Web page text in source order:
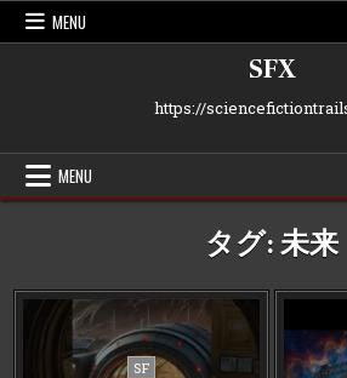
Skip
MENU
SFX
https://
MENU
タグ:未来
Posted
SF